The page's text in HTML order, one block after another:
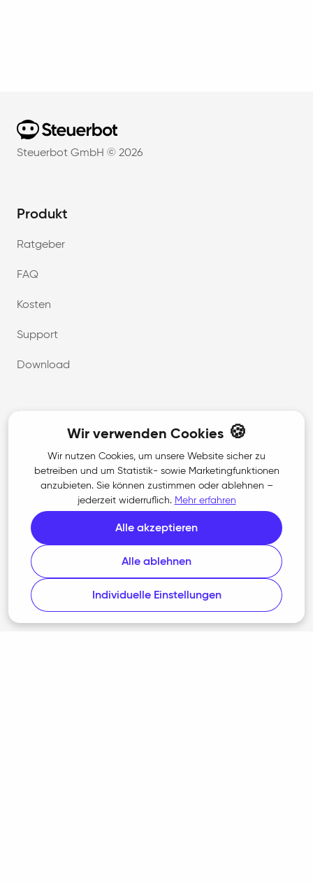
Home
Steuerbot GmbH © 2026
Produkt
Ratgeber
FAQ
Kosten
Support
Download
Karriere
Presse
Rechtliches
Wir verwenden Cookies🍪
Wir nutzen Cookies, um unsere Website sicher zu
betreiben und um Statistik- sowie Marketingfunktionen
anzubieten. Sie können zustimmen oder ablehnen –
jederzeit widerruflich. Mehr erfahren
Alle akzeptieren
Alle ablehnen
Individuelle Einstellungen